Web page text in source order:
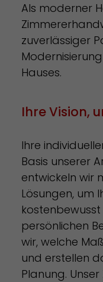
Als moderner
zuverlässiger
Hauses.
Ihre Vision,
Ihre
Basis unserer
entwickeln wir
Lösungen, um
kostenbewusst
persönlichen
wir, welche
und erstellen
Planung. Unser